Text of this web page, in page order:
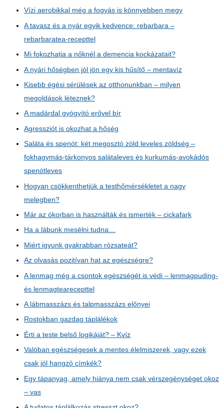
Vízi aerobikkal még a fogyás is könnyebben megy
A tavasz és a nyár egyik kedvence: rebarbara –
rebarbaratea-recepttel
Mi fokozhatja a nőknél a demencia kockázatait?
A nyári hőségben jól jön egy kis hűsítő – mentavíz
Kisebb égési sérülések az otthonunkban – milyen
megoldások léteznek?
A madárdal gyógyító erővel bír
Agressziót is okozhat a hőség
Saláta és spenót: két megosztó zöld leveles zöldség –
fokhagymás-tárkonyos salátaleves és kurkumás-avokádós
spenótleves
Hogyan csökkenthetjük a testhőmérsékletet a nagy
melegben?
Már az ókorban is használták és ismerték – cickafark
Ha a lábunk mesélni tudna…
Miért igyunk gyakrabban rózsateát?
Az olvasás pozitívan hat az egészségre?
A lenmag még a csontok egészségét is védi – lenmagpuding-
és lenmagtearecepttel
A lábmasszázs és talpmasszázs előnyei
Rostokban gazdag táplálékok
Érti a teste belső logikáját? – Kvíz
Valóban egészségesek a mentes élelmiszerek, vagy ezek
csak jól hangzó címkék?
Egy tápanyag, amely hiánya nem csak vérszegénységet okoz
– vas